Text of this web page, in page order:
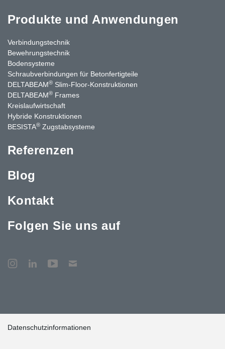
Produkte und Anwendungen
Verbindungstechnik
Bewehrungstechnik
Bodensysteme
Schraubverbindungen für Betonfertigteile
DELTABEAM® Slim-Floor-Konstruktionen
DELTABEAM® Frames
Kreislaufwirtschaft
Hybride Konstruktionen
BESISTA® Zugstabsysteme
Referenzen
Blog
Kontakt
Folgen Sie uns auf
Datenschutzinformationen